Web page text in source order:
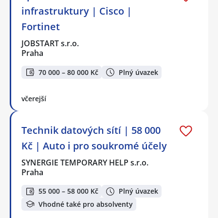
infrastruktury | Cisco |
Fortinet
JOBSTART s.r.o.
Praha
70 000 – 80 000 Kč Plný úvazek
včerejší
Technik datových sítí | 58 000
Kč | Auto i pro soukromé účely
SYNERGIE TEMPORARY HELP s.r.o.
Praha
55 000 – 58 000 Kč
Plný úvazek
Vhodné také pro absolventy